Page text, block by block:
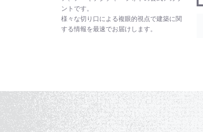
ントです。
様々な切り口による複眼的視点で建築に関
する情報を最速でお届けします。